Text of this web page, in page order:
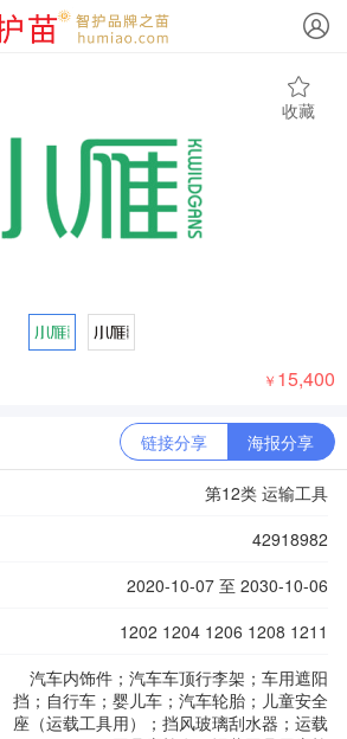
收藏
￥ 15,400
链接分享 海报分享
第12类 运输工具
42918982
2020-10-07 至 2030-10-06
1202 1204 1206 1208 1211
汽车内饰件；汽车车顶行李架；车用遮阳
挡；自行车；婴儿车；汽车轮胎；儿童安全
座（运载工具用）；挡风玻璃刮水器；运载